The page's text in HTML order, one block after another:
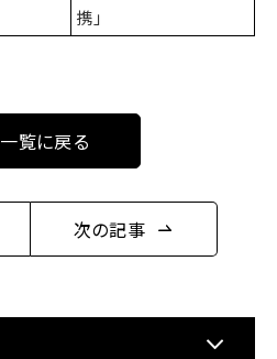
Việt Nam
資料請求
関連リンク
携」
一覧に戻る
次の記事